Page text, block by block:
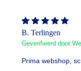
B. Terlingen
Geverifieerd door
Prima webshop,